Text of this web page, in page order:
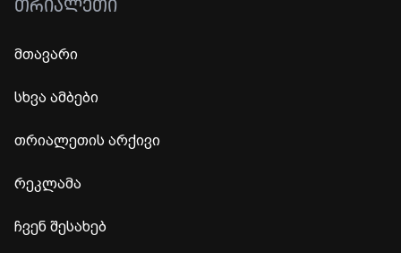
ᲗᲠᲘᲐᲚᲔᲗᲘ
მთავარი
სხვა ამბები
თრიალეთის არქივი
რეკლამა
ჩვენ შესახებ